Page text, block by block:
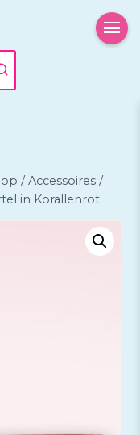
/ Accessoires /
in Korallenrot